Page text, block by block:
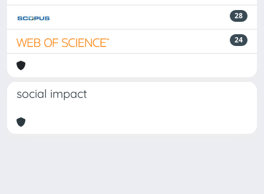
28
24
social impact